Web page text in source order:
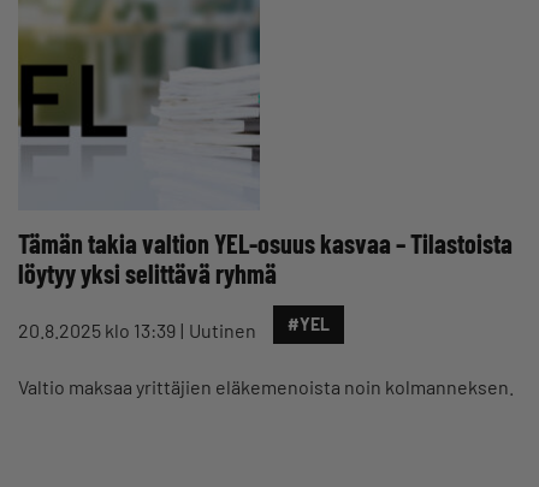
Tämän takia valtion YEL-osuus kasvaa – Tilastoista
löytyy yksi selittävä ryhmä
20.8.2025 klo 13:39 Uutinen #YEL
Valtio maksaa yrittäjien eläkemenoista noin kolmanneksen.